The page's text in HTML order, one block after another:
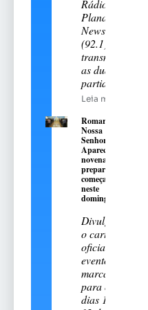
Rádio
Planalto
News
(92.1)
transmitiu
as duas
partidas
Leia mais
Romaria de
Nossa
Senhora
Aparecida:
novena
preparatória
começa
neste
domingo, 9
Divulgado
o cartal
oficial do
evento
marcado
para os
dias 11 e